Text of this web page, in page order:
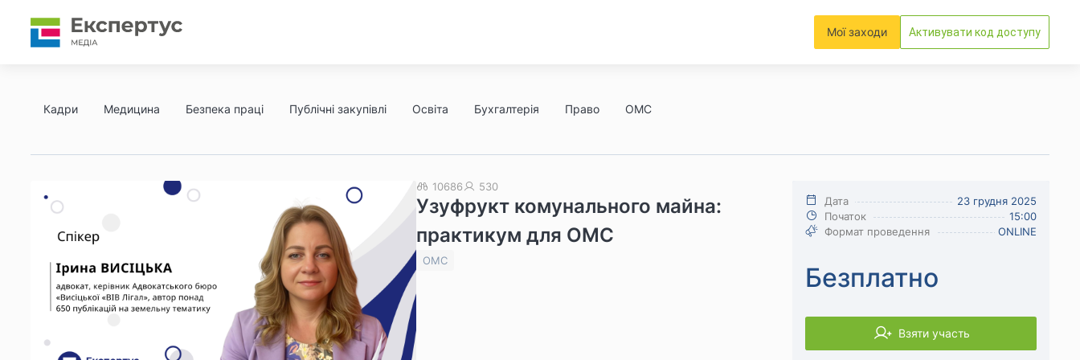
Мої заходи Активувати код доступу
Кадри Медицина Безпека праці Публічні закупівлі Освіта Бухгалтерія Право ОМС
Узуфрукт комунального майна:
практикум для ОМС
10686 530
ОМС
Дата
23 грудня 2025
Початок
15:00
Формат проведення
ONLINE
Безплатно
Взяти участь